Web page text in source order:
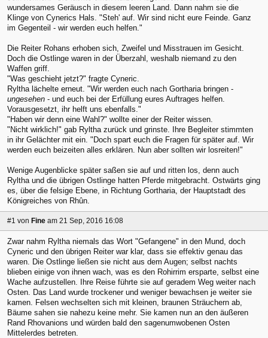
wundersames Geräusch in diesem leeren Land. Dann nahm sie die
Klinge von Cynerics Hals. "Steh' auf. Wir sind nicht eure Feinde. Ganz
im Gegenteil - wir werden euch helfen."
Die Reiter Rohans erhoben sich, Zweifel und Misstrauen im Gesicht.
Doch die Ostlinge waren in der Überzahl, weshalb niemand zu den
Waffen griff.
"Was geschieht jetzt?" fragte Cyneric.
Ryltha lächelte erneut. "Wir werden euch nach Gortharia bringen -
ungesehen - und euch bei der Erfüllung eures Auftrages helfen.
Vorausgesetzt, ihr helft uns ebenfalls."
"Haben wir denn eine Wahl?" wollte einer der Reiter wissen.
"Nicht wirklich!" gab Ryltha zurück und grinste. Ihre Begleiter stimmten
in ihr Gelächter mit ein. "Doch spart euch die Fragen für später auf. Wir
werden euch beizeiten alles erklären. Nun aber sollten wir losreiten!"
Wenige Augenblicke später saßen sie auf und ritten los, denn auch
Ryltha und die übrigen Ostlinge hatten Pferde mitgebracht. Ostwärts ging
es, über die felsige Ebene, in Richtung Gortharia, der Hauptstadt des
Königreiches von Rhûn.
#1 von Fine am 21 Sep, 2016 16:08
Zwar nahm Ryltha niemals das Wort "Gefangene" in den Mund, doch
Cyneric und den übrigen Reiter war klar, dass sie effektiv genau das
waren. Die Ostlinge ließen sie nicht aus dem Augen; selbst nachts
blieben einige von ihnen wach, was es den Rohirrim ersparte, selbst eine
Wache aufzustellen. Ihre Reise führte sie auf geradem Weg weiter nach
Osten. Das Land wurde trockener und weniger bewachsen je weiter sie
kamen. Felsen wechselten sich mit kleinen, braunen Sträuchern ab,
Bäume sahen sie nahezu keine mehr. Sie kamen nun an den äußeren
Rand Rhovanions und würden bald den sagenumwobenen Osten
Mittelerdes betreten.